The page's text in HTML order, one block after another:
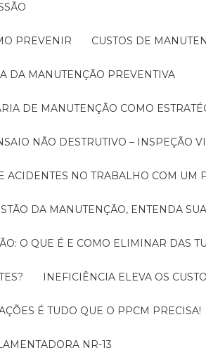
PREVENIR CUSTOS DE
DA MANUTENÇÃO PREVENTIVA
DE MANUTENÇÃO COMO
NÃO DESTRUTIVO – INSPEÇÃO
ACIDENTES NO TRABALHO COM
DA MANUTENÇÃO, ENTENDA
O QUE É E COMO ELIMINAR DAS
INEFICIÊNCIA ELEVA OS
É TUDO QUE O PPCM PRECISA!
NR-13